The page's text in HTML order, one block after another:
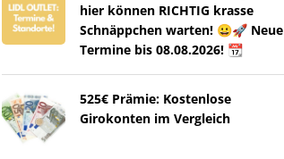
hier können RICHTIG krasse
Schnäppchen warten! 😀🚀 Neue
Termine bis 08.08.2026! 📆
525€ Prämie: Kostenlose
Girokonten im Vergleich